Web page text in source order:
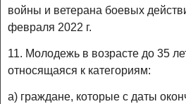
войны и ветерана боевых
февраля 2022 г.
11. Молодежь в возрасте до 35
относящаяся к категориям:
а) граждане, которые с даты